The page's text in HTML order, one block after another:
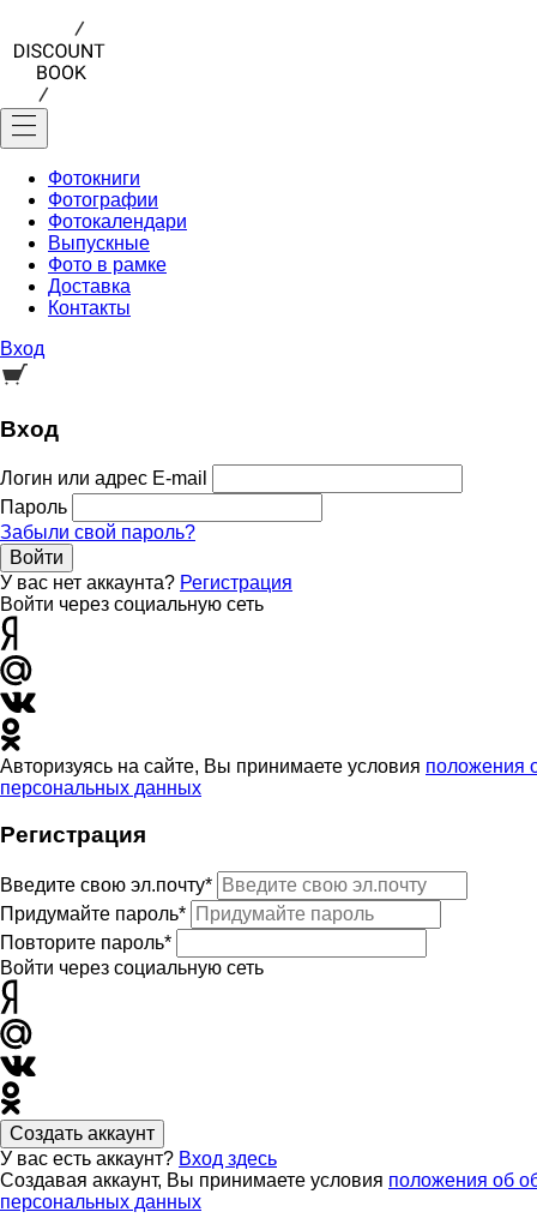
Фотокниги
Фотографии
Фотокалендари
Выпускные
Фото в рамке
Доставка
Контакты
Вход
Вход
Логин или адрес E-mail
Пароль
Забыли свой пароль?
Войти
У вас нет аккаунта? Регистрация
Войти через социальную сеть
Авторизуясь на сайте, Вы принимаете условия положения
персональных данных
Регистрация
Введите свою эл.почту*
Придумайте пароль*
Повторите пароль*
Войти через социальную сеть
Создать аккаунт
У вас есть аккаунт? Вход здесь
Создавая аккаунт, Вы принимаете условия положения об
персональных данных